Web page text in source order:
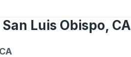
Luis Obispo, CA
CA
a San Luis Obispo, CA